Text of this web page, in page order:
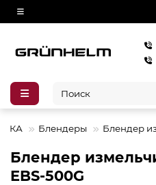
Блендеры Блендер
Блендер
EBS-500G